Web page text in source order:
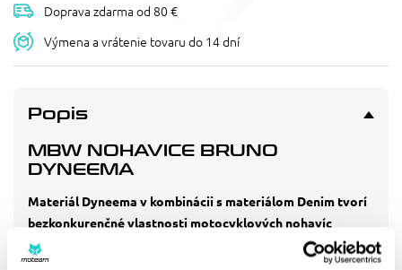
Doprava zdarma od 80 €
Výmena a vrátenie tovaru do 14 dní
Popis
MBW NOHAVICE BRUNO
DYNEEMA
Materiál Dyneema v kombinácii s materiálom Denim tvorí
bezkonkurenčné vlastnosti motocyklových nohavíc
JEDNOVRSTVÉ